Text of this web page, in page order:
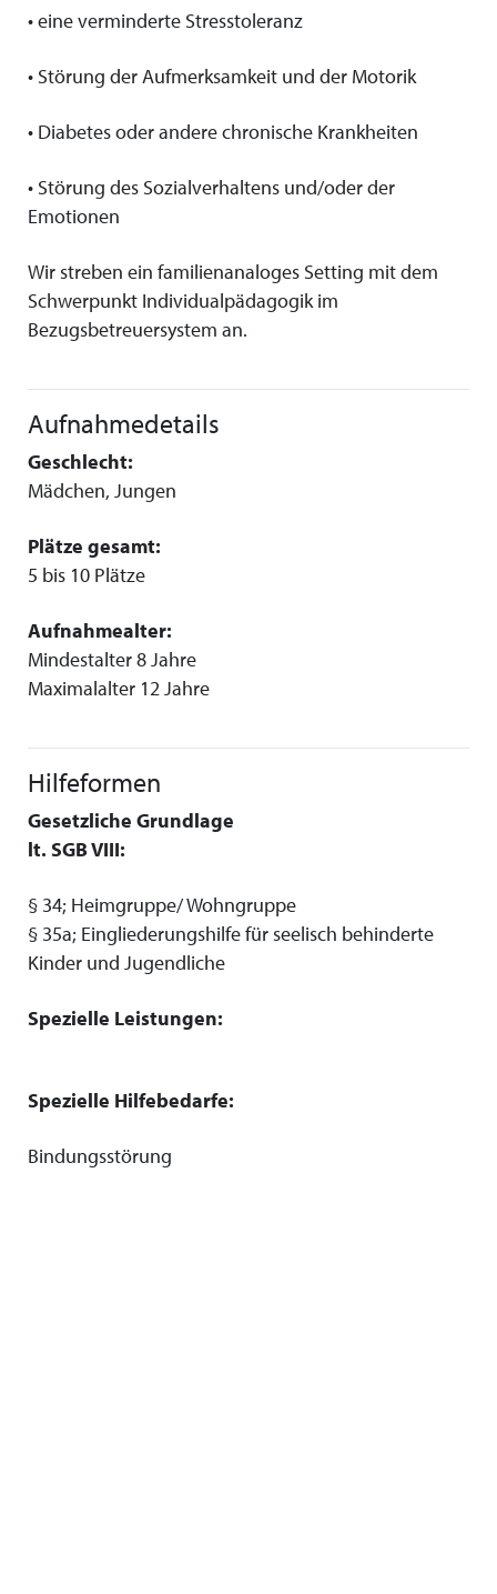
• eine verminderte Stresstoleranz
• Störung der Aufmerksamkeit und der Motorik
• Diabetes oder andere chronische Krankheiten
• Störung des Sozialverhaltens und/oder der
Emotionen
Wir streben ein familienanaloges Setting mit dem
Schwerpunkt Individualpädagogik im
Bezugsbetreuersystem an.
Aufnahmedetails
Geschlecht:
Mädchen, Jungen
Plätze gesamt:
5 bis 10 Plätze
Aufnahmealter:
Mindestalter 8 Jahre
Maximalalter 12 Jahre
Hilfeformen
Gesetzliche Grundlage
lt. SGB VIII:
§ 34; Heimgruppe/ Wohngruppe
§ 35a; Eingliederungshilfe für seelisch behinderte
Kinder und Jugendliche
Spezielle Leistungen:
Spezielle Hilfebedarfe:
Bindungsstörung